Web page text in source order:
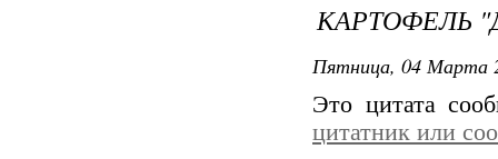
КАРТОФЕЛЬ
Пятница, 04 Марта
Это цитата
цитатник или